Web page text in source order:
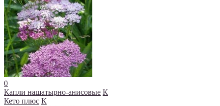
0
Капли нашатырно-анисовые К
Кето плюс К